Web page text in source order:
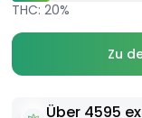
THC: 20%
Zu
Über 4595